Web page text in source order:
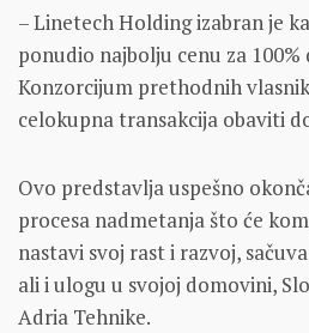
– Linetech Holding izabran je
ponudio najbolju cenu za
Konzorcijum prethodnih
celokupna transakcija obaviti
Ovo predstavlja uspešno
procesa nadmetanja što će
nastavi svoj rast i razvoj,
ali i ulogu u svojoj domovini,
Adria Tehnike.